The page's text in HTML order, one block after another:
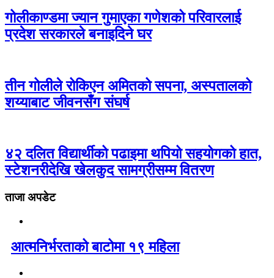
गोलीकाण्डमा ज्यान गुमाएका गणेशको परिवारलाई
प्रदेश सरकारले बनाइदिने घर
तीन गोलीले रोकिएन अमितको सपना, अस्पतालको
शय्याबाट जीवनसँग संघर्ष
४२ दलित विद्यार्थीको पढाइमा थपियो सहयोगको हात,
स्टेशनरीदेखि खेलकुद सामग्रीसम्म वितरण
ताजा अपडेट
आत्मनिर्भरताको बाटोमा १९ महिला